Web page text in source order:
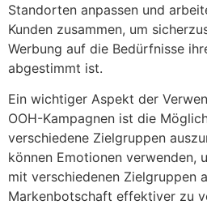
Standorten anpassen und
Kunden zusammen, um
Werbung auf die Bedürfnisse
abgestimmt ist.
Ein wichtiger Aspekt der
OOH-Kampagnen ist die
verschiedene Zielgruppen
können Emotionen verwenden,
mit verschiedenen Zielgruppen
Markenbotschaft effektiver zu